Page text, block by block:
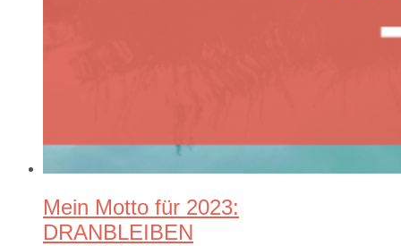
Mein Motto für 2023:
DRANBLEIBEN